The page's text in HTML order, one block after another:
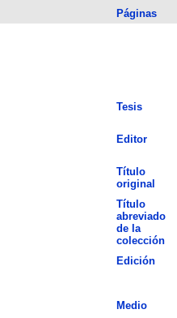
Páginas
Tesis
Editor
Título
original
Título
abreviado
de la
colección
Edición
Medio